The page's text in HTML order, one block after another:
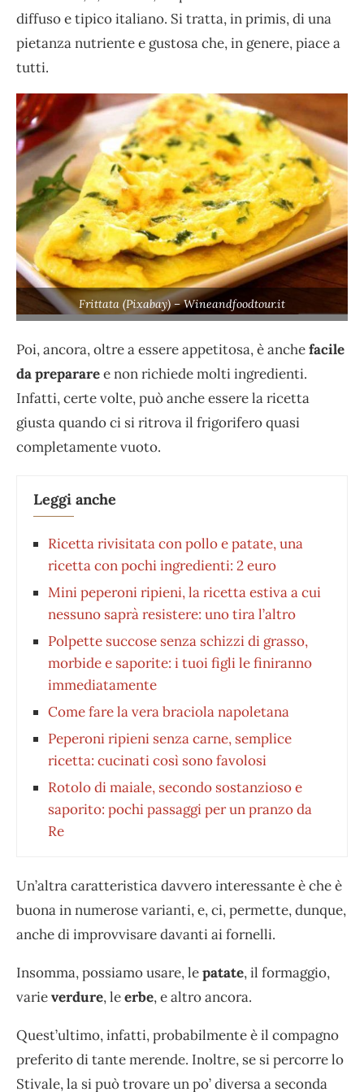
diffuso e tipico italiano. Si tratta, in primis, di una
pietanza nutriente e gustosa che, in genere, piace a
tutti.
Frittata (Pixabay) – Wineandfoodtour.it
Poi, ancora, oltre a essere appetitosa, è anchefacile
da prepararee non richiede molti ingredienti.
Infatti, certe volte, può anche essere la ricetta
giusta quando ci si ritrova il frigorifero quasi
completamente vuoto.
Leggi anche
Ricetta rivisitata con pollo e patate, una
ricetta con pochi ingredienti: 2 euro
Mini peperoni ripieni, la ricetta estiva a cui
nessuno saprà resistere: uno tira l’altro
Polpette succose senza schizzi di grasso,
morbide e saporite: i tuoi figli le finiranno
immediatamente
Come fare la vera braciola napoletana
Peperoni ripieni senza carne, semplice
ricetta: cucinati così sono favolosi
Rotolo di maiale, secondo sostanzioso e
saporito: pochi passaggi per un pranzo da
Re
Un’altra caratteristica davvero interessante è che è
buona in numerose varianti, e, ci, permette, dunque,
anche di improvvisare davanti ai fornelli.
Insomma, possiamo usare, lepatate, il formaggio,
varieverdure, leerbe, e altro ancora.
Quest’ultimo, infatti, probabilmente è il compagno
preferito di tante merende. Inoltre, se si percorre lo
Stivale, la si può trovare un po’ diversa a seconda